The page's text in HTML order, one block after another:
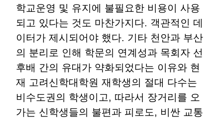
학교운영 및 유지에 불필요한 비용이 사용
되고 있다는 것도 마찬가지다. 객관적인 데
이터가 제시되어야 했다. 기타 천안과 부산
의 분리로 인해 학문의 연계성과 목회자 선
후배 간의 유대가 약화되었다는 이유와 현
재 고려신학대학원 재학생의 절대 다수는
비수도권의 학생이고, 따라서 장거리를 오
가는 신학생들의 불편과 피로도, 비싼 교통